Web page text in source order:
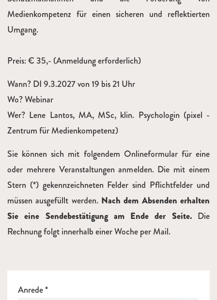
Medienkompetenz für einen sicheren und reflektierten
Umgang.
Preis: € 35,- (Anmeldung erforderlich)
Wann? DI 9.3.2027 von 19 bis 21 Uhr
Wo? Webinar
Wer? Lene Lantos, MA, MSc, klin. Psychologin (pixel -
Zentrum für Medienkompetenz)
Sie können sich mit folgendem Onlineformular für eine
oder mehrere Veranstaltungen anmelden. Die mit einem
Stern (*) gekennzeichneten Felder sind Pflichtfelder und
müssen ausgefüllt werden. Nach dem Absenden erhalten
Sie eine Sendebestätigung am Ende der Seite. Die
Rechnung folgt innerhalb einer Woche per Mail.
Anrede